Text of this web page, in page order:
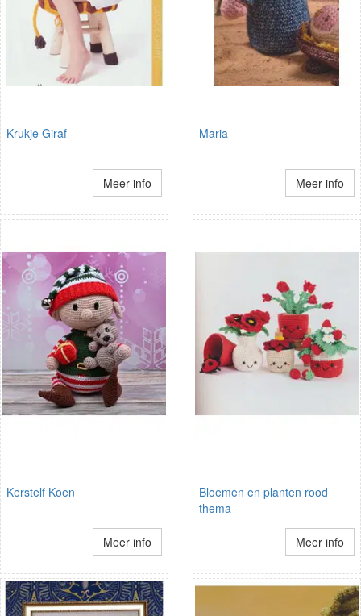
Krukje Giraf
Meer info
Maria
Meer info
Kerstelf Koen
Meer info
Bloemen en planten rood
thema
Meer info